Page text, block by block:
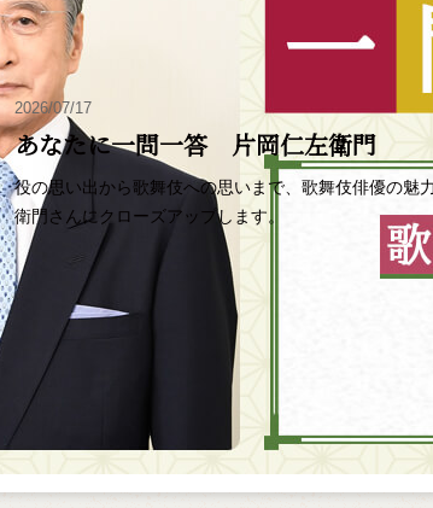
2026/07/17
あなたに一問一答 片岡仁左衛門
役の思い出から歌舞伎への思いまで、歌舞伎俳優の魅
衛門さんにクローズアップします。